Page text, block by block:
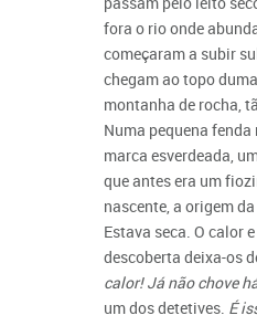
fora o rio onde
começaram a subir
chegam ao topo
montanha de rocha,
Numa pequena fenda
marca esverdeada,
que antes era um
nascente, a origem
Estava seca. O calor
descoberta deixa-os
calor! Já não chove
um dos detetives. É